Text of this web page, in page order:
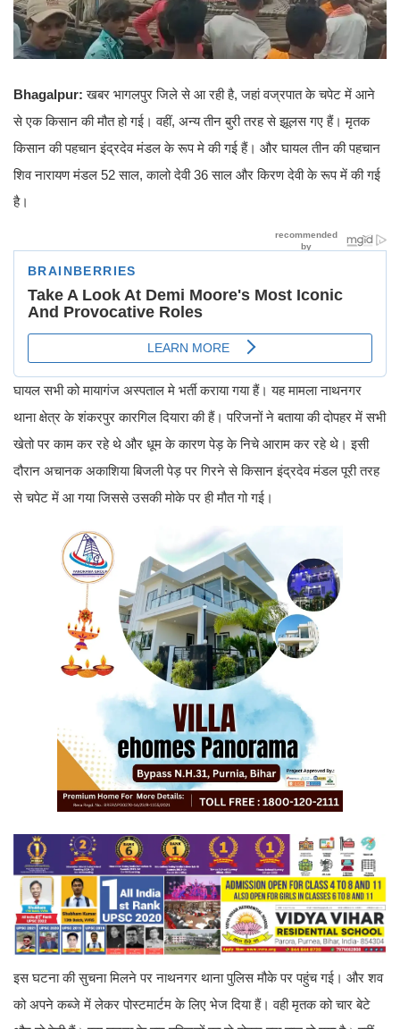
Bhagalpur: खबर भागलपुर जिले से आ रही है, जहां वज्रपात के चपेट में आने
से एक किसान की मौत हो गई। वहीं, अन्य तीन बुरी तरह से झूलस गए हैं। मृतक
किसान की पहचान इंद्रदेव मंडल के रूप मे की गई हैं। और घायल तीन की पहचान
शिव नारायण मंडल 52 साल, कालो देवी 36 साल और किरण देवी के रूप में की गई
है।
घायल सभी को मायागंज अस्पताल मे भर्ती कराया गया हैं। यह मामला नाथनगर
थाना क्षेत्र के शंकरपुर कारगिल दियारा की हैं। परिजनों ने बताया की दोपहर में सभी
खेतो पर काम कर रहे थे और धूम के कारण पेड़ के निचे आराम कर रहे थे। इसी
दौरान अचानक अकाशिया बिजली पेड़ पर गिरने से किसान इंद्रदेव मंडल पूरी तरह
से चपेट में आ गया जिससे उसकी मोके पर ही मौत गो गई।
इस घटना की सुचना मिलने पर नाथनगर थाना पुलिस मौके पर पहुंच गई। और शव
को अपने कब्जे में लेकर पोस्टमार्टम के लिए भेज दिया हैं। वही मृतक को चार बेटे